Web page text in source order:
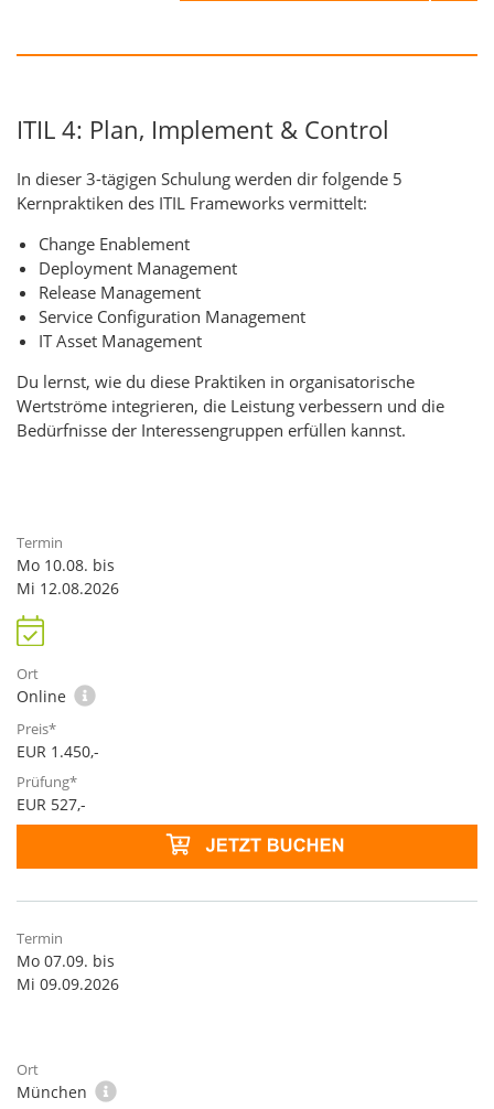
ITIL 4: Plan, Implement & Control
In dieser 3-tägigen Schulung werden dir folgende 5
Kernpraktiken des ITIL Frameworks vermittelt:
Change Enablement
Deployment Management
Release Management
Service Configuration Management
IT Asset Management
Du lernst, wie du diese Praktiken in organisatorische
Wertströme integrieren, die Leistung verbessern und die
Bedürfnisse der Interessengruppen erfüllen kannst.
Mo 10.08. bis
Mi 12.08.2026
Online
EUR 1.450,-
EUR 527,-
Mo 07.09. bis
Mi 09.09.2026
München